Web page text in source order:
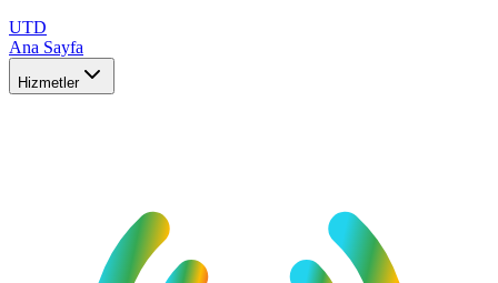
UTD
Ana Sayfa
Hizmetler